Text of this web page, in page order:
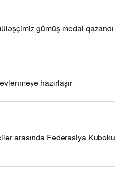
gümüş medal qazandı
hazırlaşır
arasında Federasiya Kuboku